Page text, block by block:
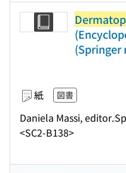
(Springer
紙 図書
Daniela Massi, editor.
<SC2-B138>